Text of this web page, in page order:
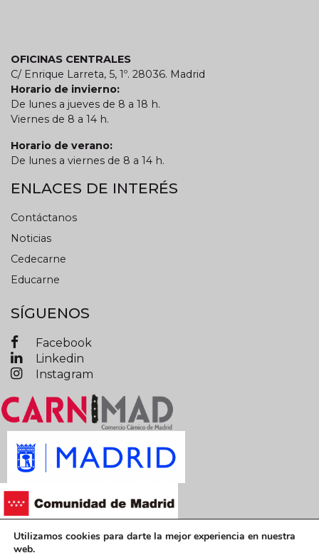
OFICINAS CENTRALES
C/ Enrique Larreta, 5, 1º. 28036. Madrid
Horario de invierno:
De lunes a jueves de 8 a 18 h.
Viernes de 8 a 14 h.
Horario de verano:
De lunes a viernes de 8 a 14 h.
ENLACES DE INTERÉS
Contáctanos
Noticias
Cedecarne
Educarne
SÍGUENOS
Facebook
Linkedin
Instagram
Términos y condiciones legales
Utilizamos cookies para darte la mejor experiencia en nuestra
web.